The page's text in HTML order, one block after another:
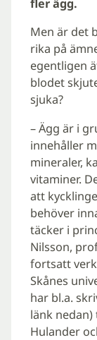
fler ägg.
Men är det
rika på
egentligen
blodet
sjuka?
– Ägg är i
innehåller
mineraler,
vitaminer.
att
behöver
täcker i
Nilsson,
fortsatt
Skånes
har bl.a.
länk
Hulander